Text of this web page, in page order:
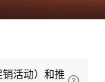
活动）和推